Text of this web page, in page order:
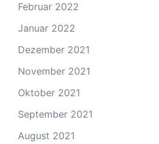
Februar 2022
Januar 2022
Dezember 2021
November 2021
Oktober 2021
September 2021
August 2021